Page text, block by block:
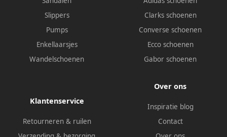
Slippers
Pumps
Enkellaarsjes
Wandelschoenen
Clarks schoenen
Converse schoenen
Ecco schoenen
Gabor schoenen
Klantenservice
Retourneren & ruilen
Over ons
Inspiratie blog
Contact